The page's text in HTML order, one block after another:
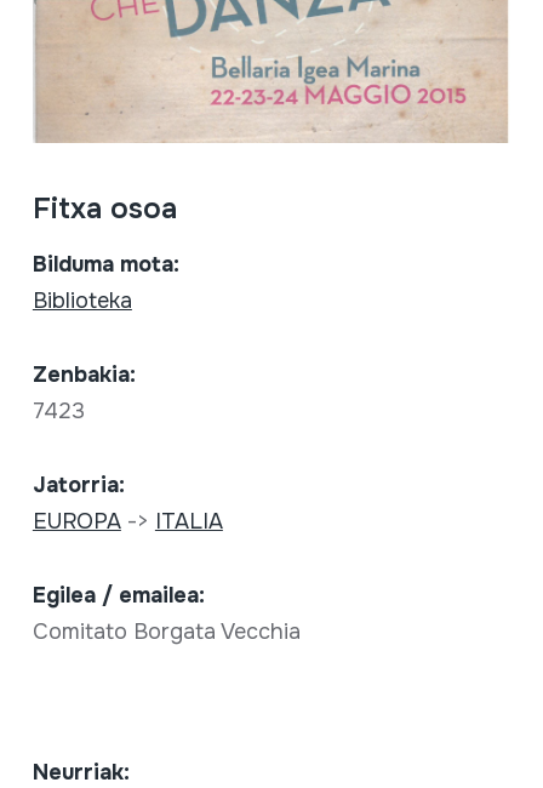
Fitxa osoa
Bilduma mota:
Biblioteka
Zenbakia:
7423
Jatorria:
EUROPA-> ITALIA
Egilea / emailea:
Comitato Borgata Vecchia
Neurriak: